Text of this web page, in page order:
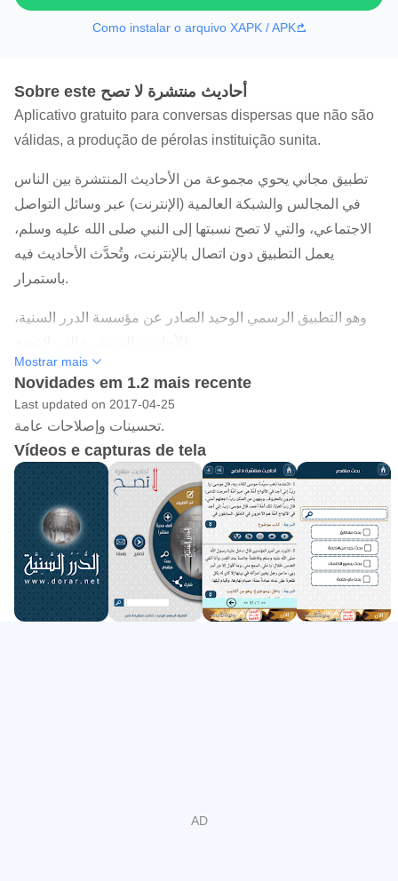
Como instalar o arquivo XAPK / APK
Sobre este أحاديث منتشرة لا تصح
Aplicativo gratuito para conversas dispersas que não são
válidas, a produção de pérolas instituição sunita.
تطبيق مجاني يحوي مجموعة من الأحاديث المنتشرة بين الناس
في المجالس والشبكة العالمية (الإنترنت) عبر وسائل التواصل
الاجتماعي، والتي لا تصح نسبتها إلى النبي صلى الله عليه وسلم،
يعمل التطبيق دون اتصال بالإنترنت، وتُحدَّث الأحاديث فيه
باستمرار.
وهو التطبيق الرسمي الوحيد الصادر عن مؤسسة الدرر السنية،
Mostrar mais
Novidades em 1.2 mais recente
Last updated on 2017-04-25
تحسينات وإصلاحات عامة.
Vídeos e capturas de tela